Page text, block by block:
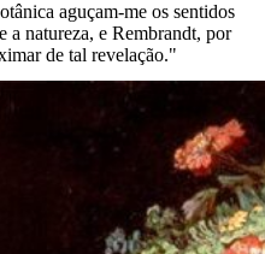
aguçam-me os sentidos
a natureza, e Rembrandt, por
de tal revelação."